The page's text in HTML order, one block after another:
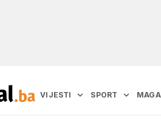
VIJESTI SPORT